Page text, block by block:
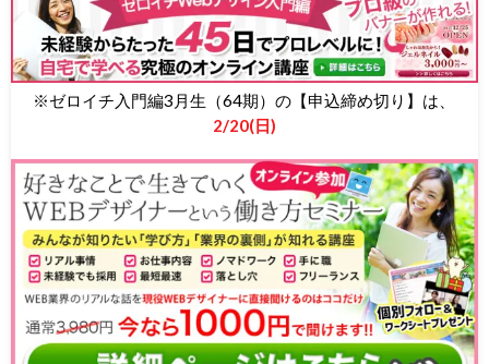
※ゼロイチ入門編3月生（64期）の【申込締め切り】は、
2/20(日)